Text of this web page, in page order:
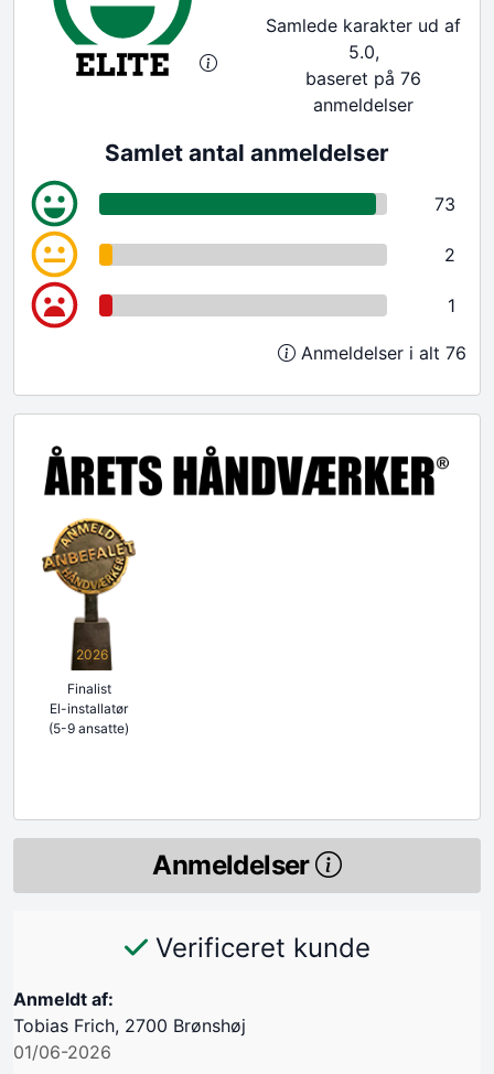
Samlede karakter ud af
5.0,
baseret på 76
anmeldelser
Samlet antal anmeldelser
73
2
1
Anmeldelser i alt 76
2026
Finalist
El-installatør
(5-9 ansatte)
Anmeldelser
Verificeret kunde
Anmeldt af:
Tobias Frich, 2700 Brønshøj
01/06-2026